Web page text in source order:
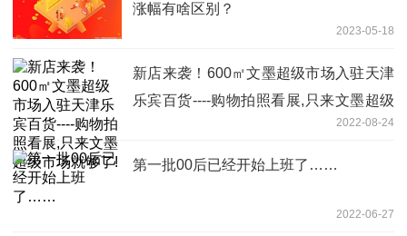
涨幅有啥区别？
2023-05-18
新店来袭！600㎡文墨超级市场入驻天津
乐宾百货----购物拍照看展,只来文墨超级
2022-08-24
第一批00后已经开始上班了……
2022-06-27